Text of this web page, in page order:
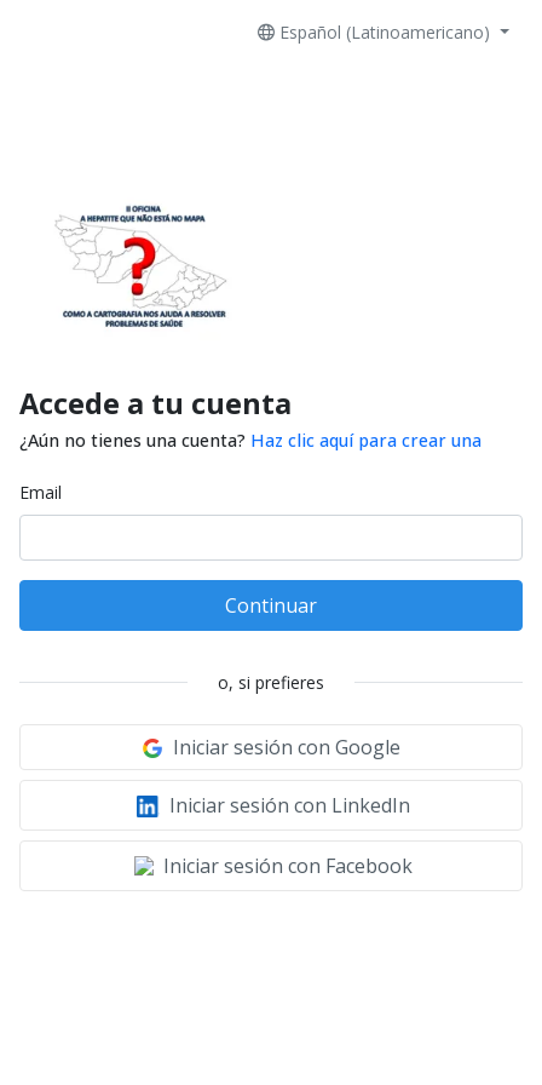
Español (Latinoamericano)
Accede a tu cuenta
¿Aún no tienes una cuenta? Haz clic aquí para crear una
Email
Continuar
o, si prefieres
Iniciar sesión con Google
Iniciar sesión con LinkedIn
Iniciar sesión con Facebook